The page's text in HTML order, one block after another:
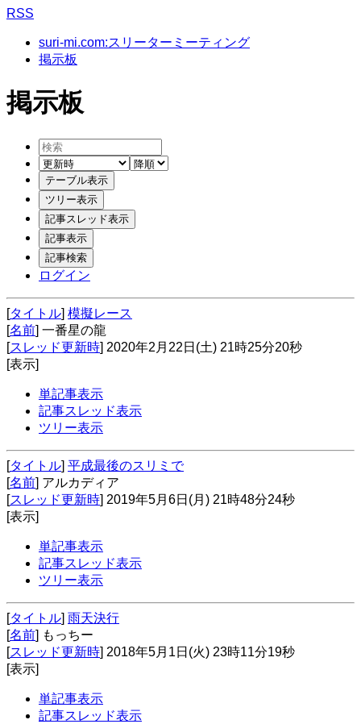
RSS
suri-mi.com:スリーターミーティング
掲示板
掲示板
ログイン
[タイトル] 模擬レース
[名前] 一番星の龍
[スレッド更新時] 2020年2月22日(土) 21時25分20秒
[表示]
単記事表示
記事スレッド表示
ツリー表示
[タイトル] 平成最後のスリミで
[名前] アルカディア
[スレッド更新時] 2019年5月6日(月) 21時48分24秒
[表示]
単記事表示
記事スレッド表示
ツリー表示
[タイトル] 雨天決行
[名前] もっちー
[スレッド更新時] 2018年5月1日(火) 23時11分19秒
[表示]
単記事表示
記事スレッド表示